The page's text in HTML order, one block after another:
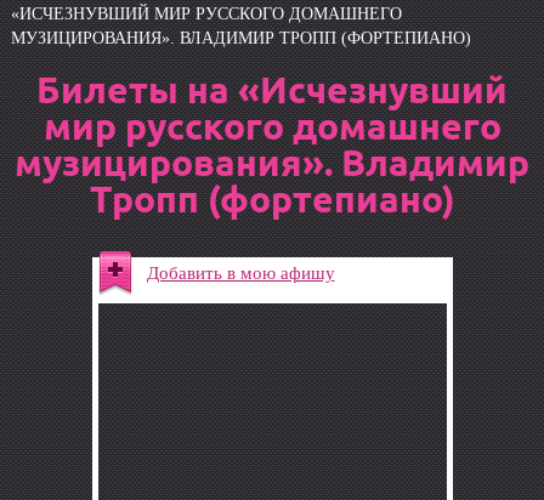
«ИСЧЕЗНУВШИЙ МИР РУССКОГО ДОМАШНЕГО
МУЗИЦИРОВАНИЯ». ВЛАДИМИР ТРОПП (ФОРТЕПИАНО)
Билеты на «Исчезнувший
мир русского домашнего
музицирования». Владимир
Тропп (фортепиано)
Добавить в мою афишу